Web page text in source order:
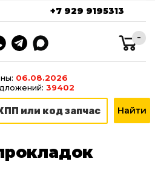
+7 929 9195313
-
06.08.2026
39402